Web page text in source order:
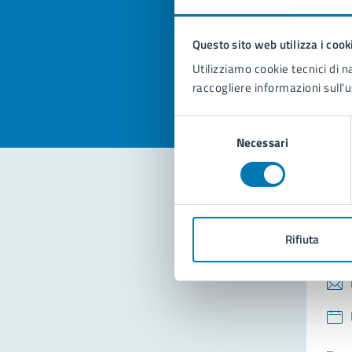
Questo sito web utilizza i
Utilizziamo cookie tecnici di
raccogliere informazioni
del
Necessari
Rifiuta
Valuta la